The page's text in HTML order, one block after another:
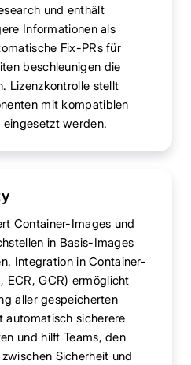
und enthält
Informationen als
Fix-PRs für
beschleunigen die
Lizenzkontrolle stellt
mit kompatiblen
werden.
Container-Images und
in Basis-Images
Integration in Container-
ECR, GCR) ermöglicht
aller gespeicherten
automatisch sicherere
und hilft Teams, den
Sicherheit und